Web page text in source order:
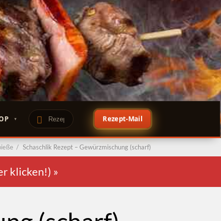
Rezept-Mail
/ Schaschlik Rezept – Gewürzmischung (scharf)
klicken!) »